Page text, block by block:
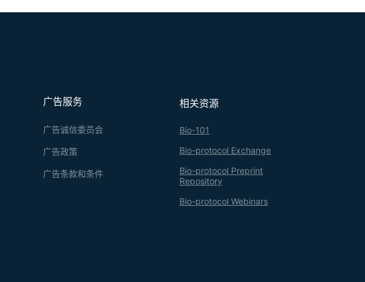
相关资源
Bio-101
Bio-protocol Exchange
Bio-protocol Preprint
Repository
Bio-protocol Webinars
广告服务
广告诚信委员会
广告政策
广告条款和条件